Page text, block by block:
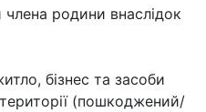
родини внаслідок
бізнес та засоби
(пошкоджений/